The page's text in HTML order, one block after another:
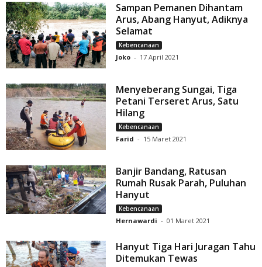
Sampan Pemanen Dihantam
Arus, Abang Hanyut, Adiknya
Selamat
Kebencanaan
Joko - 17 April 2021
Menyeberang Sungai, Tiga
Petani Terseret Arus, Satu
Hilang
Kebencanaan
Farid - 15 Maret 2021
Banjir Bandang, Ratusan
Rumah Rusak Parah, Puluhan
Hanyut
Kebencanaan
Hernawardi - 01 Maret 2021
Hanyut Tiga Hari Juragan Tahu
Ditemukan Tewas